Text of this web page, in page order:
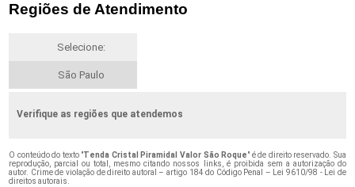
Regiões de Atendimento
Selecione:
São Paulo
Verifique as regiões que atendemos
O conteúdo do texto "Tenda Cristal Piramidal Valor São Roque" é de direito reservado. Sua
reprodução, parcial ou total, mesmo citando nossos links, é proibida sem a autorização do
autor. Crime de violação de direito autoral – artigo 184 do Código Penal – Lei 9610/98 - Lei de
direitos autorais.